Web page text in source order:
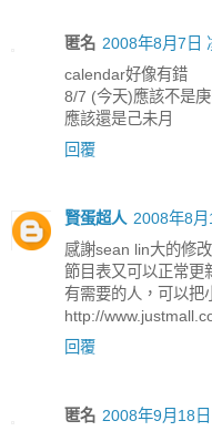
匿名 2008年8月7日
calendar好像有錯
8/7 (今天)應該不是庚
應該還是己未月
回覆
賢蛋超人 2008年8
感謝sean lin大的修改
節目表又可以正常更
有需要的人，可以把
http://
回覆
匿名 2008年9月18